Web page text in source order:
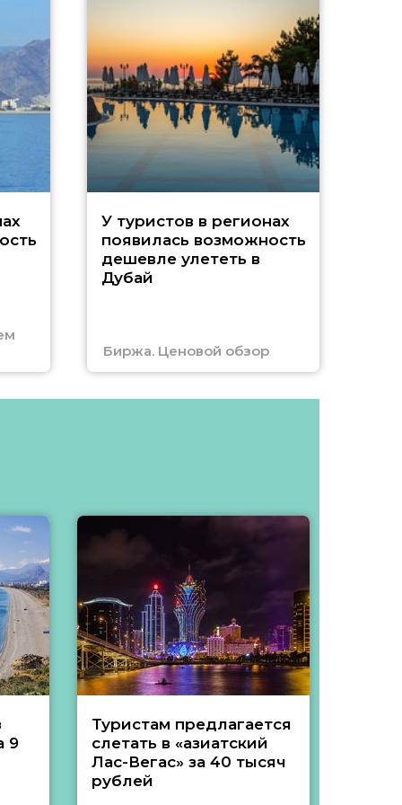
У туристов в регионах
появилась возможность
дешевле улететь в
Дубай
Биржа. Ценовой обзор
9
Туристам предлагается
слетать в «азиатский
Лас-Вегас» за 40 тысяч
рублей